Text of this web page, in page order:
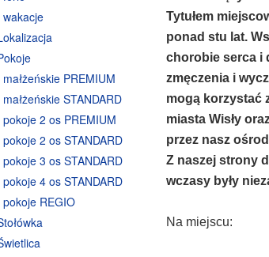
Tytułem
ponad stu lat.
chorobie serca i
zmęczenia i
mogą korzystać
miasta Wisły
przez nasz
Z naszej strony
wczasy były
Na miejscu:
wakacje
małżeńskie PREMIUM
małżeńskie STANDARD
pokoje 2 os PREMIUM
pokoje 2 os STANDARD
pokoje 3 os STANDARD
pokoje 4 os STANDARD
pokoje REGIO